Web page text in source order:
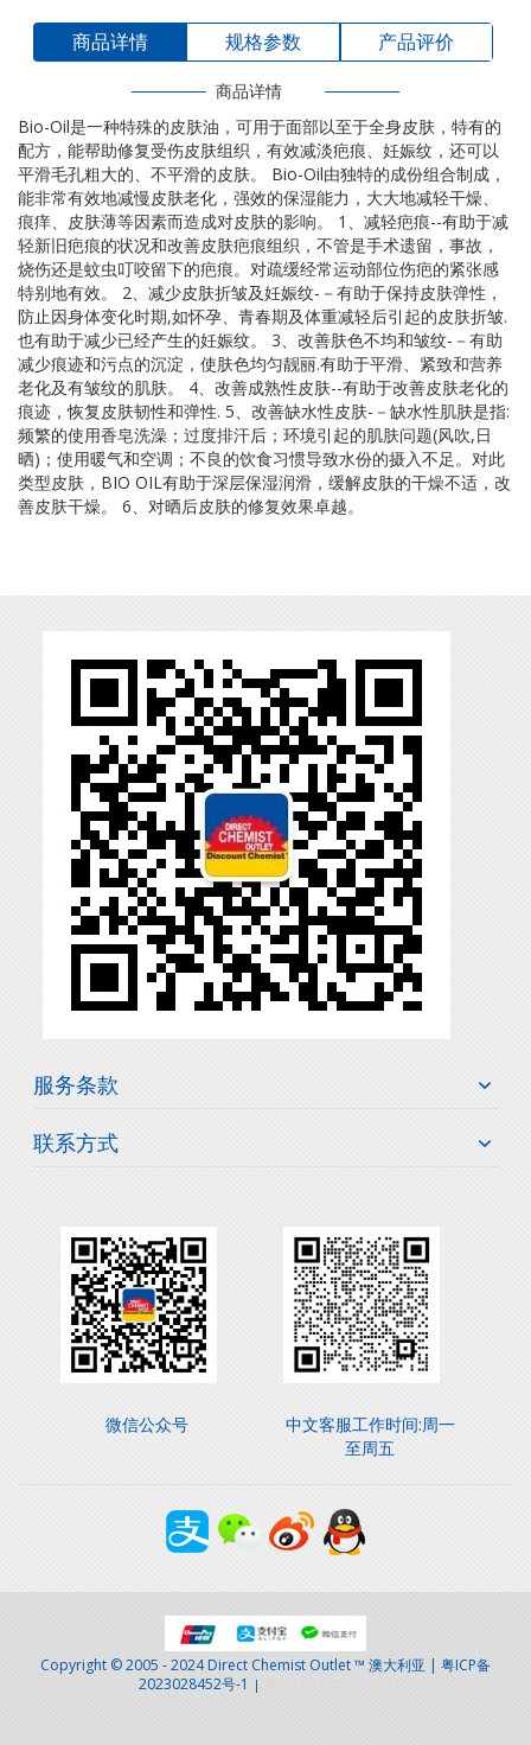
商品详情
商品详情
Bio-Oil是一种特殊的皮肤油，可用于面部以至于全身皮肤，特有的
配方，能帮助修复受伤皮肤组织，有效减淡疤痕、妊娠纹，还可以
平滑毛孔粗大的、不平滑的皮肤。 Bio-Oil由独特的成份组合制成，
能非常有效地减慢皮肤老化，强效的保湿能力，大大地减轻干燥、
痕痒、皮肤薄等因素而造成对皮肤的影响。 1、减轻疤痕--有助于减
轻新旧疤痕的状况和改善皮肤疤痕组织，不管是手术遗留，事故，
烧伤还是蚊虫叮咬留下的疤痕。对疏缓经常运动部位伤疤的紧张感
特别地有效。 2、减少皮肤折皱及妊娠纹-－有助于保持皮肤弹性，
防止因身体变化时期,如怀孕、青春期及体重减轻后引起的皮肤折皱.
也有助于减少已经产生的妊娠纹。 3、改善肤色不均和皱纹-－有助
减少痕迹和污点的沉淀，使肤色均匀靓丽.有助于平滑、紧致和营养
老化及有皱纹的肌肤。 4、改善成熟性皮肤--有助于改善皮肤老化的
痕迹，恢复皮肤韧性和弹性. 5、改善缺水性皮肤-－缺水性肌肤是指:
频繁的使用香皂洗澡；过度排汗后；环境引起的肌肤问题(风吹,日
晒)；使用暖气和空调；不良的饮食习惯导致水份的摄入不足。对此
类型皮肤，BIO OIL有助于深层保湿润滑，缓解皮肤的干燥不适，改
善皮肤干燥。 6、对晒后皮肤的修复效果卓越。
规格参数 产品评价
服务条款
联系方式
微信公众号
中文客服工作时间:周一
至周五
Copyright © 2005 - 2024 Direct Chemist Outlet ™ 澳大利亚 | 粤ICP备
2023028452号-1 |